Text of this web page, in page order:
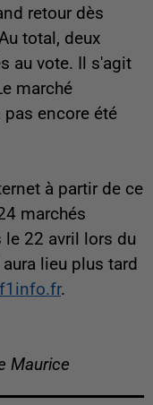
retour dès
total, deux
au vote. Il s'agit
marché
encore été
à partir de ce
marchés
le 22 avril lors du
lieu plus tard
.
Maurice